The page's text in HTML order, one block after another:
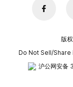
版
Do Not Sell/
沪公网安备